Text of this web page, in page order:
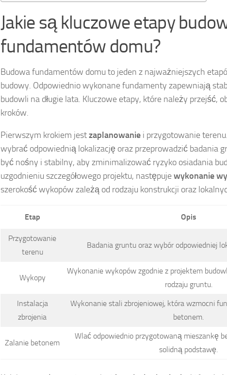
Jakie są kluczowe etapy
fundamentów domu?
Budowa fundamentów domu to jeden z najważniejszych
budowy. Odpowiednio wykonane fundamenty zapewniają
budowli na długie lata. Kluczowe etapy, które należy przejść,
kroków.
Pierwszym krokiem jestzaplanowanie i przygotowanie
wybrać odpowiednią lokalizację oraz przeprowadzić badania
być nośny i stabilny, aby zminimalizować ryzyko osiadania
uzgodnieniu szczegółowego projektu, następujewykonanie
szerokość wykopów zależą od rodzaju konstrukcji oraz
Etap Opis
Przygotowanie
terenu
Badania gruntu oraz wybór odpowiedniej
Wykopy
Wykonanie wykopów zgodnie z projektem
rodzaju gruntu.
Instalacja
zbrojenia
Wykonanie stali zbrojeniowej, która wzmocni
betonem.
Zalanie betonem
Wlać odpowiednio przygotowaną mieszankę
solidną podstawę.